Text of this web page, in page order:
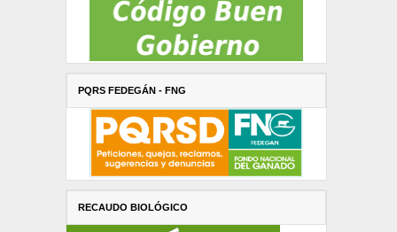
PQRS FEDEGÁN - FNG
RECAUDO BIOLÓGICO